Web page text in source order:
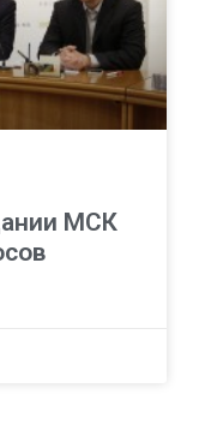
МСК